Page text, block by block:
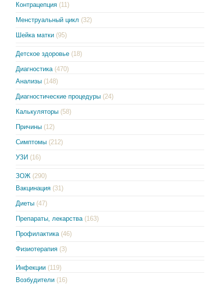
Контрацепция (11)
Менструальный цикл (32)
Шейка матки (95)
Детское здоровье (18)
Диагностика (470)
Анализы (148)
Диагностические процедуры (24)
Калькуляторы (58)
Причины (12)
Симптомы (212)
УЗИ (16)
ЗОЖ (290)
Вакцинация (31)
Диеты (47)
Препараты, лекарства (163)
Профилактика (46)
Физиотерапия (3)
Инфекции (119)
Возбудители (16)